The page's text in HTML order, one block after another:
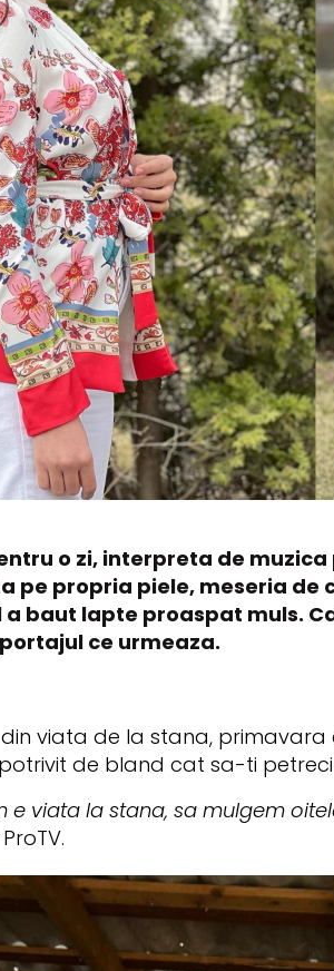
o zi, interpreta de
pe propria piele, meseria de
a baut lapte proaspat muls.
ce urmeaza.
viata de la stana, primavara
de bland cat sa-ti
e viata la stana, sa mulgem